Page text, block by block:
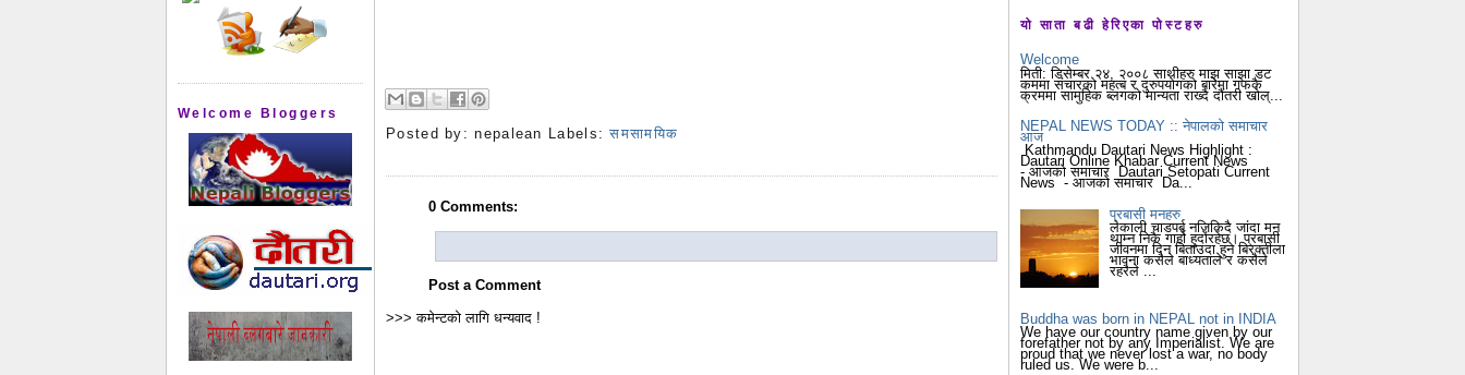
Welcome Bloggers
Posted by:nepalean Labels:समसामयिक
0 Comments:
Post a Comment
>>> कमेन्टको लागि धन्यवाद !
यो साता बढी हेरिएका पोस्टहरु
Welcome
मिती: डिसेम्बर २४, २००८ साथीहरु माझ साझा डट
कममा संचारको महत्ब र दुरुपयोगको बारेमा गफकै
क्रममा सामुहिक ब्लगको मान्यता राख्दै दौंतरी खोल्...
NEPAL NEWS TODAY :: नेपालको समाचार
आज
Kathmandu Dautari News Highlight :
Dautari Online Khabar Current News
- आजको समाचार Dautari Setopati Current
News - आजको समाचार Da...
प्रबासी मनहरु
लेकाली चाडपर्ब नजिकिदै जांदा मन
थाम्न निकै गार्हो हुदोंरहेछ। प्रबासी
जीवनमा दिन बिताउदा हुने बिरक्तीला
भावना कसैले बाध्यताले र कसैले
रहरैले ...
Buddha was born in NEPAL not in INDIA
We have our country name given by our
forefather not by any Imperialist. We are
proud that we never lost a war, no body
ruled us. We were b...